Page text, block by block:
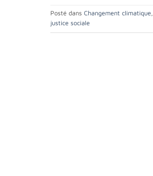
Posté dans Changement climatique,
justice sociale